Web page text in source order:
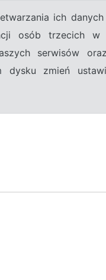
ich
osób trzecich w
serwisów
dysku zmień